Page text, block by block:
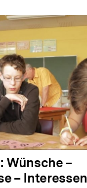
Wünsche –
– Interessen